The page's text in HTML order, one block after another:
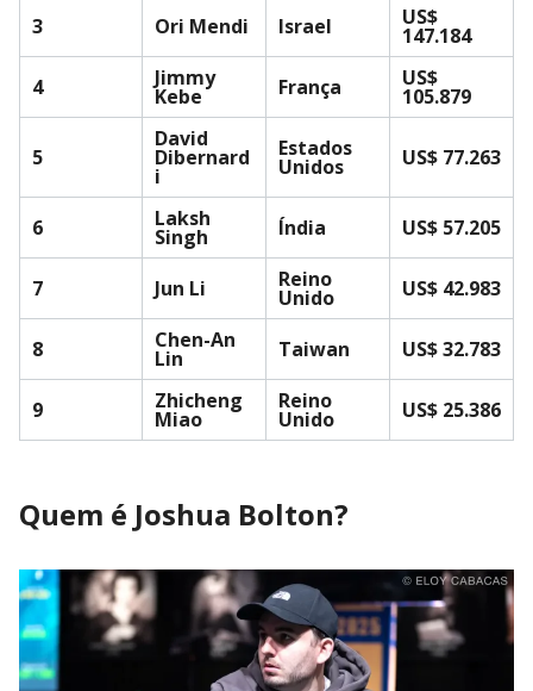
3
Ori Mendi Israel US$
147.184
4
Jimmy
Kebe França US$
105.879
5
David
Dibernard
i
Estados
Unidos US$ 77.263
6 Laksh
Singh Índia US$ 57.205
7 Jun Li Reino
Unido US$ 42.983
8 Chen-An
Lin Taiwan US$ 32.783
9 Zhicheng
Miao
Reino
Unido US$ 25.386
Quem é Joshua Bolton?